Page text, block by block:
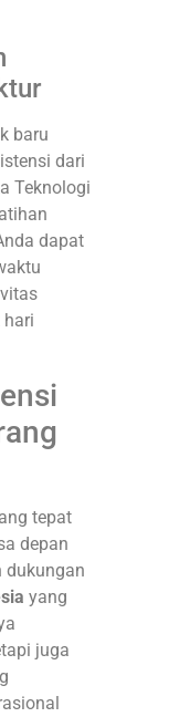
baru
dari
Teknologi
dapat
hari
tepat
depan
dukungan
yang
juga